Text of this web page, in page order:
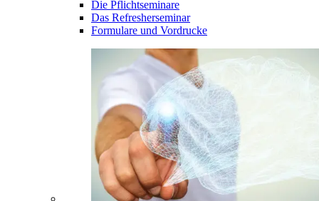
Die Pflichtseminare
Das Refresherseminar
Formulare und Vordrucke